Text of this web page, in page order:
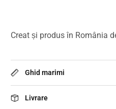
Creat și produs în România
Ghid marimi
Livrare